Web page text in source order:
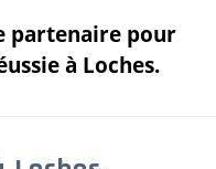
partenaire pour
à Loches.